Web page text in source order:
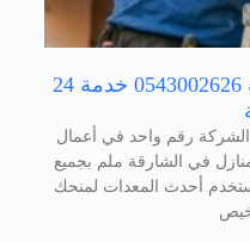
كهربائي منازل في الشارقة 0543002626 خدمة 24
رقم واحد في أعمال
منازل في الشارقة ملم بجميع
أحدث المعدات لمنحك